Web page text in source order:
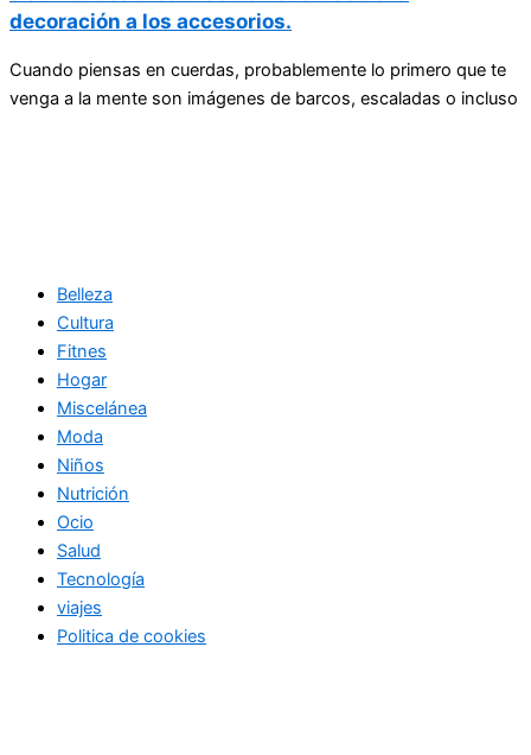
decoración a los accesorios.
Cuando piensas en cuerdas, probablemente lo primero que te
venga a la mente son imágenes de barcos, escaladas o incluso
Belleza
Cultura
Fitnes
Hogar
Miscelánea
Moda
Niños
Nutrición
Ocio
Salud
Tecnología
viajes
Politica de cookies